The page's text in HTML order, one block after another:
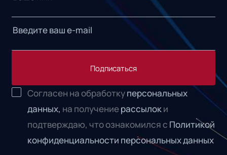
Подписаться
Согласен на обработкуперсональных
данных, на получениерассылоки
подтверждаю, что ознакомился с Политикой
конфиденциальности персональных данных